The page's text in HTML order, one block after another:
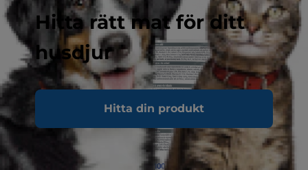
Hitta rätt mat för ditt
husdjur
Hitta din produkt